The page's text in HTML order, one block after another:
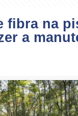
fibra na
a